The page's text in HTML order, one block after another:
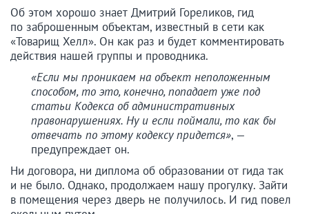
Об этом хорошо знает Дмитрий Гореликов, гид
по заброшенным объектам, известный в сети как
«Товарищ Хелл». Он как раз и будет комментировать
действия нашей группы и проводника.
«Если мы проникаем на объект неположенным
способом, то это, конечно, попадает уже под
статьи Кодекса об административных
правонарушениях. Ну и если поймали, то как бы
отвечать по этому кодексу придется», —
предупреждает он.
Ни договора, ни диплома об образовании от гида так
и не было. Однако, продолжаем нашу прогулку. Зайти
в помещения через дверь не получилось. И гид повел